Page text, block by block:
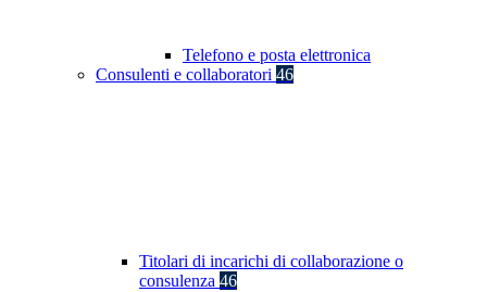
Telefono e posta elettronica
Consulenti e collaboratori 46
Titolari di incarichi di collaborazione o
consulenza 46